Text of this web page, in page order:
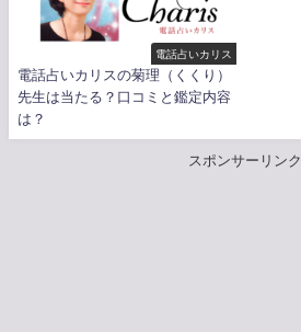
電話占いカリス
電話占いカリスの菊理（くくり）
先生は当たる？口コミと鑑定内容
は？
スポンサーリンク